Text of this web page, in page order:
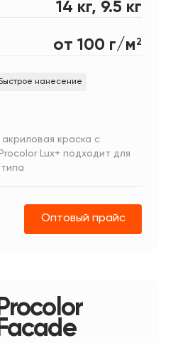
14 кг, 9.5 кг
от 100 г/м 2
Быстрое нанесение
краска с
Lux+ подходит для
Оптовый прайс